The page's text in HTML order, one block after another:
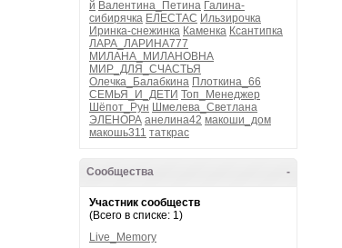
й Валентина_Петина Галина-
сибирячка ЕЛЕСТАС Ильзирочка
Иринка-снежинка Каменка Ксантипка
ЛАРА_ЛАРИНА777
МИЛАНА_МИЛАНОВНА
МИР_ДЛЯ_СЧАСТЬЯ
Олечка_Балабкина Плоткина_66
СЕМЬЯ_И_ДЕТИ Топ_Менеджер
Шёпот_Рун Шмелева_Светлана
ЭЛЕНОРА анелина42 макоши_дом
макошь311 таткрас
-
Сообщества
Участник сообществ
(Всего в списке: 1)
Live_Memory